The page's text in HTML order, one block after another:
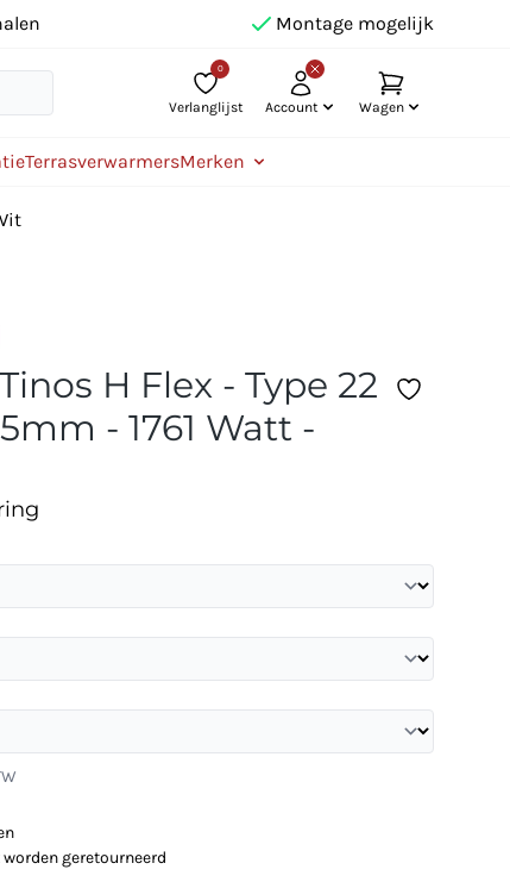
Montage mogelijk
0
Verlanglijst Account Wagen
TerrasverwarmersMerken
H Flex - Type 22
- 1761 Watt -
geretourneerd